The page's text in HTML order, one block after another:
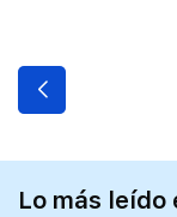
Lo más leído